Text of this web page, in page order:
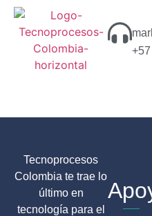
Tecnoprocesos
Colombia te trae lo
último en
tecnología para el